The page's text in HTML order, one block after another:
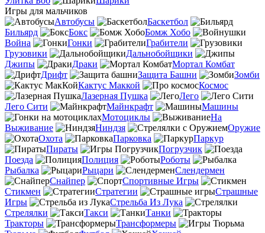
Игры для мальчиков
Автобусы
Баскетбол
Бильярд
Бокс
Бомж Хобо
Война
Гонки
Грабители
Грузовики
Дальнобойщики
Джипы
Драки
Мортал Комбат
Дрифт
Защита Башни
Зомби
Кактус Маккой
Космос
Лазерная Пушка
Лего
Лего Сити
Майнкрафт
Машины
Мотоциклы
На
Выживание
Ниндзя
Оружие
Охота
Парковка
Паркур
Пираты
Погрузчик
Поезда
Полиция
Роботы
Рыбалка
Рыцари
Слендермен
Снайпер
Спортивные Игры
Стикмен
Стратегии
Страшные
Игры
Стрельба Из Лука
Стрелялки
Такси
Танки
Тракторы
Трансформеры